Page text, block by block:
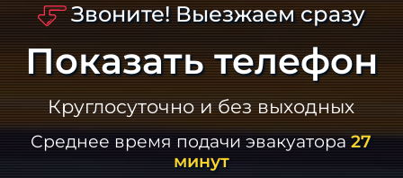
Звоните! Выезжаем сразу
Показать телефон
Круглосуточно и без выходных
Среднее время подачи эвакуатора27
минут